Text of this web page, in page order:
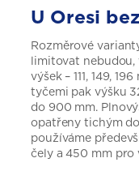
U Oresi
Rozměrové
limitovat nebudou,
výšek – 111, 149,
tyčemi pak výšku
do 900 mm.
opatřeny tichým
používáme
čely a 450 mm pro